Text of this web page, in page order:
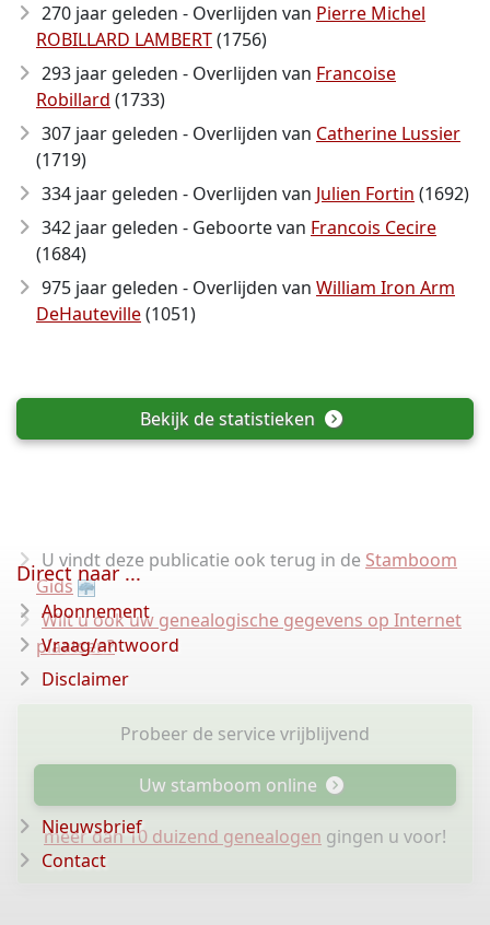
270 jaar geleden - Overlijden van Pierre Michel
ROBILLARD LAMBERT(1756)
293 jaar geleden - Overlijden van Francoise
Robillard (1733)
307 jaar geleden - Overlijden van Catherine Lussier
(1719)
334 jaar geleden - Overlijden van Julien Fortin (1692)
342 jaar geleden - Geboorte van Francois Cecire
(1684)
975 jaar geleden - Overlijden van William Iron Arm
DeHauteville(1051)
Bekijk de statistieken
U vindt deze publicatie ook terug in de Stamboom
Gids
Wilt u ook uw genealogische gegevens op Internet
plaatsen?
Probeer de service vrijblijvend
Uw stamboom online
meer dan 10 duizend genealogen gingen u voor!
Direct naar ...
Abonnement
Vraag/antwoord
Disclaimer
Nieuwsbrief
Contact